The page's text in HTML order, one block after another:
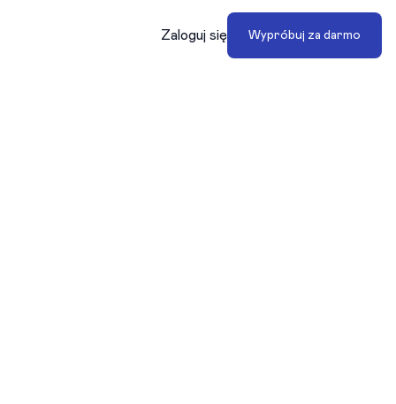
Zaloguj się Wypróbuj za darmo